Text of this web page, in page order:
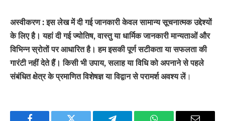
अस्वीकरण : इस लेख में दी गई जानकारी केवल सामान्य सूचनात्मक उद्देश्यों
के लिए है। यहां दी गई ज्योतिष, वास्तु या धार्मिक जानकारी मान्यताओं और
विभिन्न स्रोतों पर आधारित है। हम इसकी पूर्ण सटीकता या सफलता की
गारंटी नहीं देते हैं। किसी भी उपाय, सलाह या विधि को अपनाने से पहले
संबंधित क्षेत्र के प्रमाणित विशेषज्ञ या विद्वान से परामर्श अवश्य लें।